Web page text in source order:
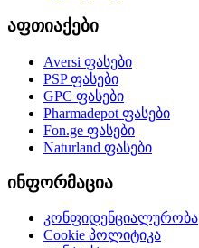
აფთიაქები
Aversi ფასები
PSPფასები
GPC ფასები
Pharmadepot ფასები
Fon.ge ფასები
Naturland ფასები
ინფორმაცია
კონფიდენციალურობა
Cookie პოლიტიკა